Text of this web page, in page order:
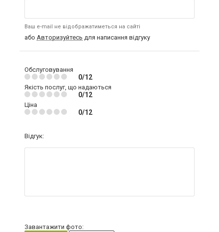
Ваш e-mail не відображатиметься на сайті
або Авторизуйтесь для написання відгуку
Обслуговування
0/12
Якість послуг, що надаються
0/12
Ціна
0/12
Відгук:
Завантажити фото: